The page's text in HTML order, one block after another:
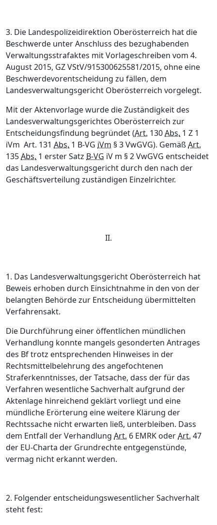
3. Die Landespolizeidirektion Oberösterreich hat die
Beschwerde unter Anschluss des bezughabenden
Verwaltungsstrafaktes mit Vorlageschreiben vom 4.
August 2015, GZ VStV/915300625581/2015, ohne eine
Beschwerdevorentscheidung zu fällen, dem
Landesverwaltungsgericht Oberösterreich vorgelegt.
Mit der Aktenvorlage wurde die Zuständigkeit des
Landesverwaltungsgerichtes Oberösterreich zur
Entscheidungsfindung begründet(Art. 130Abs. 1 Z 1
iVm Art. 131 Abs. 1 B-VG iVm § 3 VwGVG). GemäßArt.
135Abs. 1 erster Satz B-VG iV m § 2 VwGVG entscheidet
das Landesverwaltungsgericht durch den nach der
Geschäftsverteilung zuständigen Einzelrichter.
II.
1. Das Landesverwaltungsgericht Oberösterreich hat
Beweis erhoben durch Einsichtnahme in den von der
belangten Behörde zur Entscheidung übermittelten
Verfahrensakt.
Die Durchführung einer öffentlichen mündlichen
Verhandlung konnte mangels gesonderten Antrages
des Bf trotz entsprechenden Hinweises in der
Rechtsmittelbelehrung des angefochtenen
Straferkenntnisses, der Tatsache, dass der für das
Verfahren wesentliche Sachverhalt aufgrund der
Aktenlage hinreichend geklärt vorliegt und eine
mündliche Erörterung eine weitere Klärung der
Rechtssache nicht erwarten ließ, unterbleiben. Dass
dem Entfall der Verhandlung Art. 6 EMRK oderArt. 47
der EU-Charta der Grundrechte entgegenstünde,
vermag nicht erkannt werden.
2. Folgender entscheidungswesentlicher Sachverhalt
steht fest: